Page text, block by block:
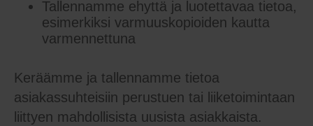
Tallennamme ehyttä ja luotettavaa tietoa,
esimerkiksi varmuuskopioiden kautta
varmennettuna
Keräämme ja tallennamme tietoa
asiakassuhteisiin perustuen tai liiketoimintaan
liittyen mahdollisista uusista asiakkaista.